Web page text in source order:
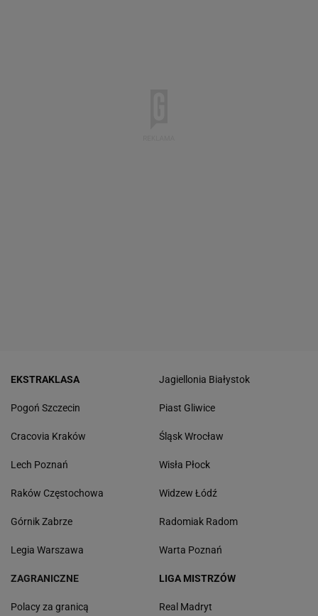
EKSTRAKLASA
Pogoń Szczecin
Cracovia Kraków
Lech Poznań
Raków Częstochowa
Górnik Zabrze
Legia Warszawa
Jagiellonia Białystok
Piast Gliwice
Śląsk Wrocław
Wisła Płock
Widzew Łódź
Radomiak Radom
Warta Poznań
ZAGRANICZNE
Polacy za granicą
LIGA MISTRZÓW
Real Madryt